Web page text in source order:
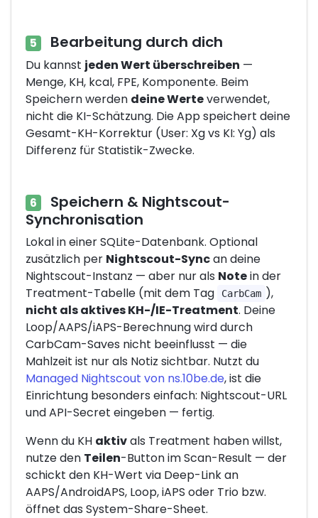
5 Bearbeitung durch dich
Du kannst jeden Wert überschreiben —
Menge, KH, kcal, FPE, Komponente. Beim
Speichern werden deine Werteverwendet,
nicht die KI-Schätzung. Die App speichert deine
Gesamt-KH-Korrektur (User: Xg vs KI: Yg) als
Differenz für Statistik-Zwecke.
6
Speichern & Nightscout-
Synchronisation
Lokal in einer SQLite-Datenbank. Optional
zusätzlich per Nightscout-Syncan deine
Nightscout-Instanz — aber nur als Notein der
Treatment-Tabelle (mit dem Tag
CarbCam ),
nicht als aktives KH-/IE-Treatment. Deine
Loop/AAPS/iAPS-Berechnung wird durch
CarbCam-Saves nicht beeinflusst — die
Mahlzeit ist nur als Notiz sichtbar. Nutzt du
Managed Nightscout von ns.10be.de, ist die
Einrichtung besonders einfach: Nightscout-URL
und API-Secret eingeben — fertig.
Wenn du KH aktivals Treatment haben willst,
nutze den Teilen-Button im Scan-Result — der
schickt den KH-Wert via Deep-Link an
AAPS/AndroidAPS, Loop, iAPS oder Trio bzw.
öffnet das System-Share-Sheet.